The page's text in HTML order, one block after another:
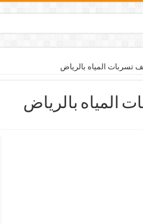
المياه بالرياض
المياه بالرياض